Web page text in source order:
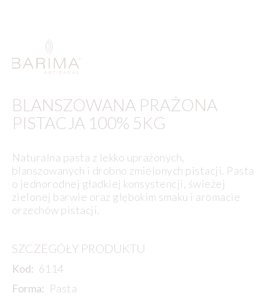
BLANSZOWANA PRAŻONA
PISTACJA 100% 5KG
Naturalna pasta z lekko uprażonych,
blanszowanych i drobno zmielonych pistacji. Pasta
o jednorodnej gładkiej konsystencji, świeżej
zielonej barwie oraz głębokim smaku i aromacie
orzechów pistacji.
SZCZEGÓŁY PRODUKTU
Kod: 6114
Forma: Pasta